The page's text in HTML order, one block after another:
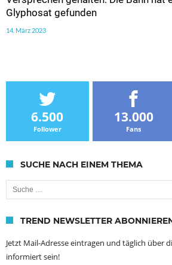
Glyphosat gefunden
14. März 2023
6.500
Follower
13.000
Fans
SUCHE NACH EINEM THEMA
Suche nach:
TREND NEWSLETTER
Jetzt Mail-Adresse eintragen und täglich über
informiert sein!